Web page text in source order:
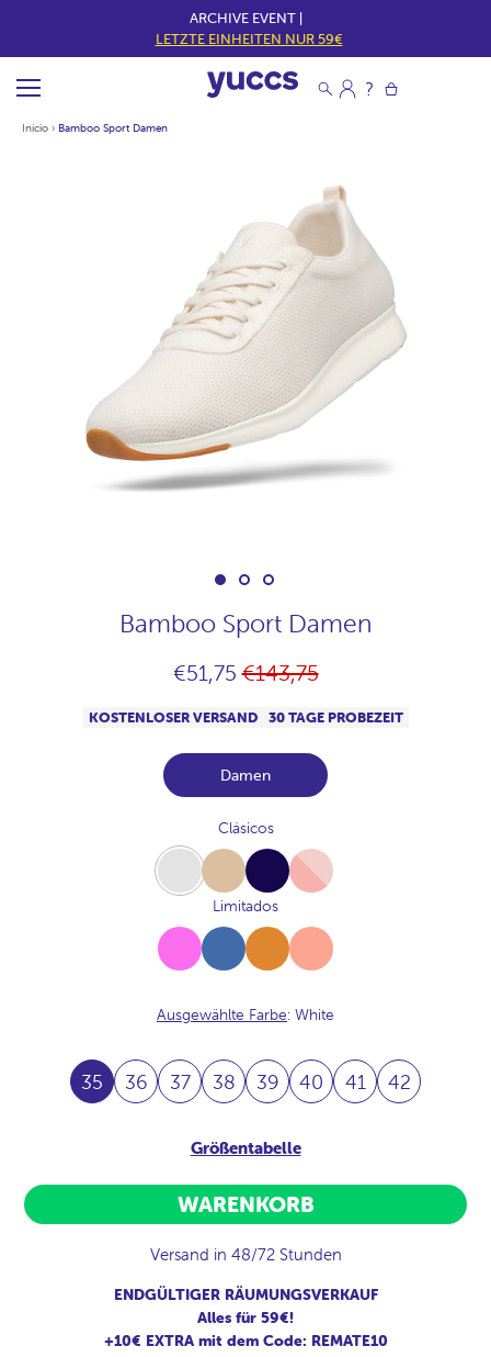
ARCHIVE EVENT |
LETZTE EINHEITEN NUR 59€
Inicio › Bamboo Sport Damen
Bamboo Sport Damen
€51,75Normaler
€143,75
KOSTENLOSER VERSAND 30 TAGE PROBEZEIT
Damen
Clásicos
White Beige Navy Pink
Limitados
Fucsia
Azul-
Vallarta
Canela Melocoton
Ausgewählte Farbe: White
35 36 37 38 39 40 41 42
Größentabelle
WARENKORB
Versand in 48/72 Stunden
ENDGÜLTIGER RÄUMUNGSVERKAUF
Alles für 59€!
+10€ EXTRA mit dem Code: REMATE10